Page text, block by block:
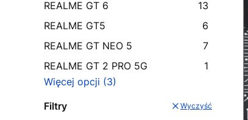
REALME GT 6
13
REALME GT5
6
REALME GT NEO 5
7
REALME GT 2 PRO 5G
1
Więcej opcji (3)
Filtry
Wyczyść